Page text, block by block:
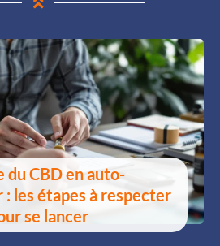
du CBD en auto-
les étapes à respecter
se lancer